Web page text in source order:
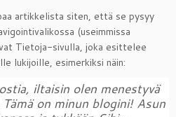
artikkelista siten, että se pysyy
(useimmissa
Tietoja-sivulla, joka esittelee
lukijoille, esimerkiksi näin:
iltaisin olen menestyvä
on minun blogini! Asun